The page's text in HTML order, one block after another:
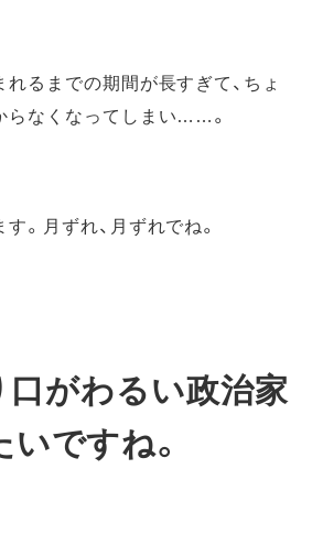
るまでの期間が長すぎて、ちょ
らなくなってしまい……。
。月ずれ、月ずれでね。
がわるい政治家
いですね。